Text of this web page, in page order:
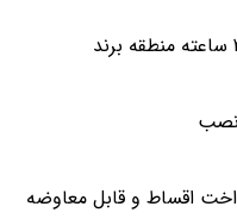
نصب
اقساط و قابل معاوضه